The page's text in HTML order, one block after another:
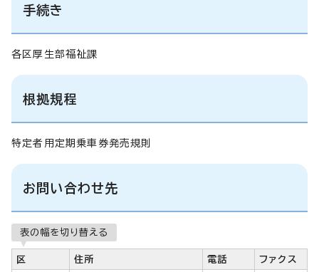
手続き
各区厚生部福祉課
根拠規程
特定者用定期乗車券発売規則
お問い合わせ先
表の幅を切り替える
区 住所 電話 ファクス